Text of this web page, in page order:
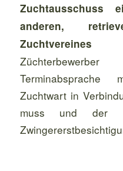
Zuchtausschuss
anderen,
Zuchtvereines
Zuchtwart in
muss und der